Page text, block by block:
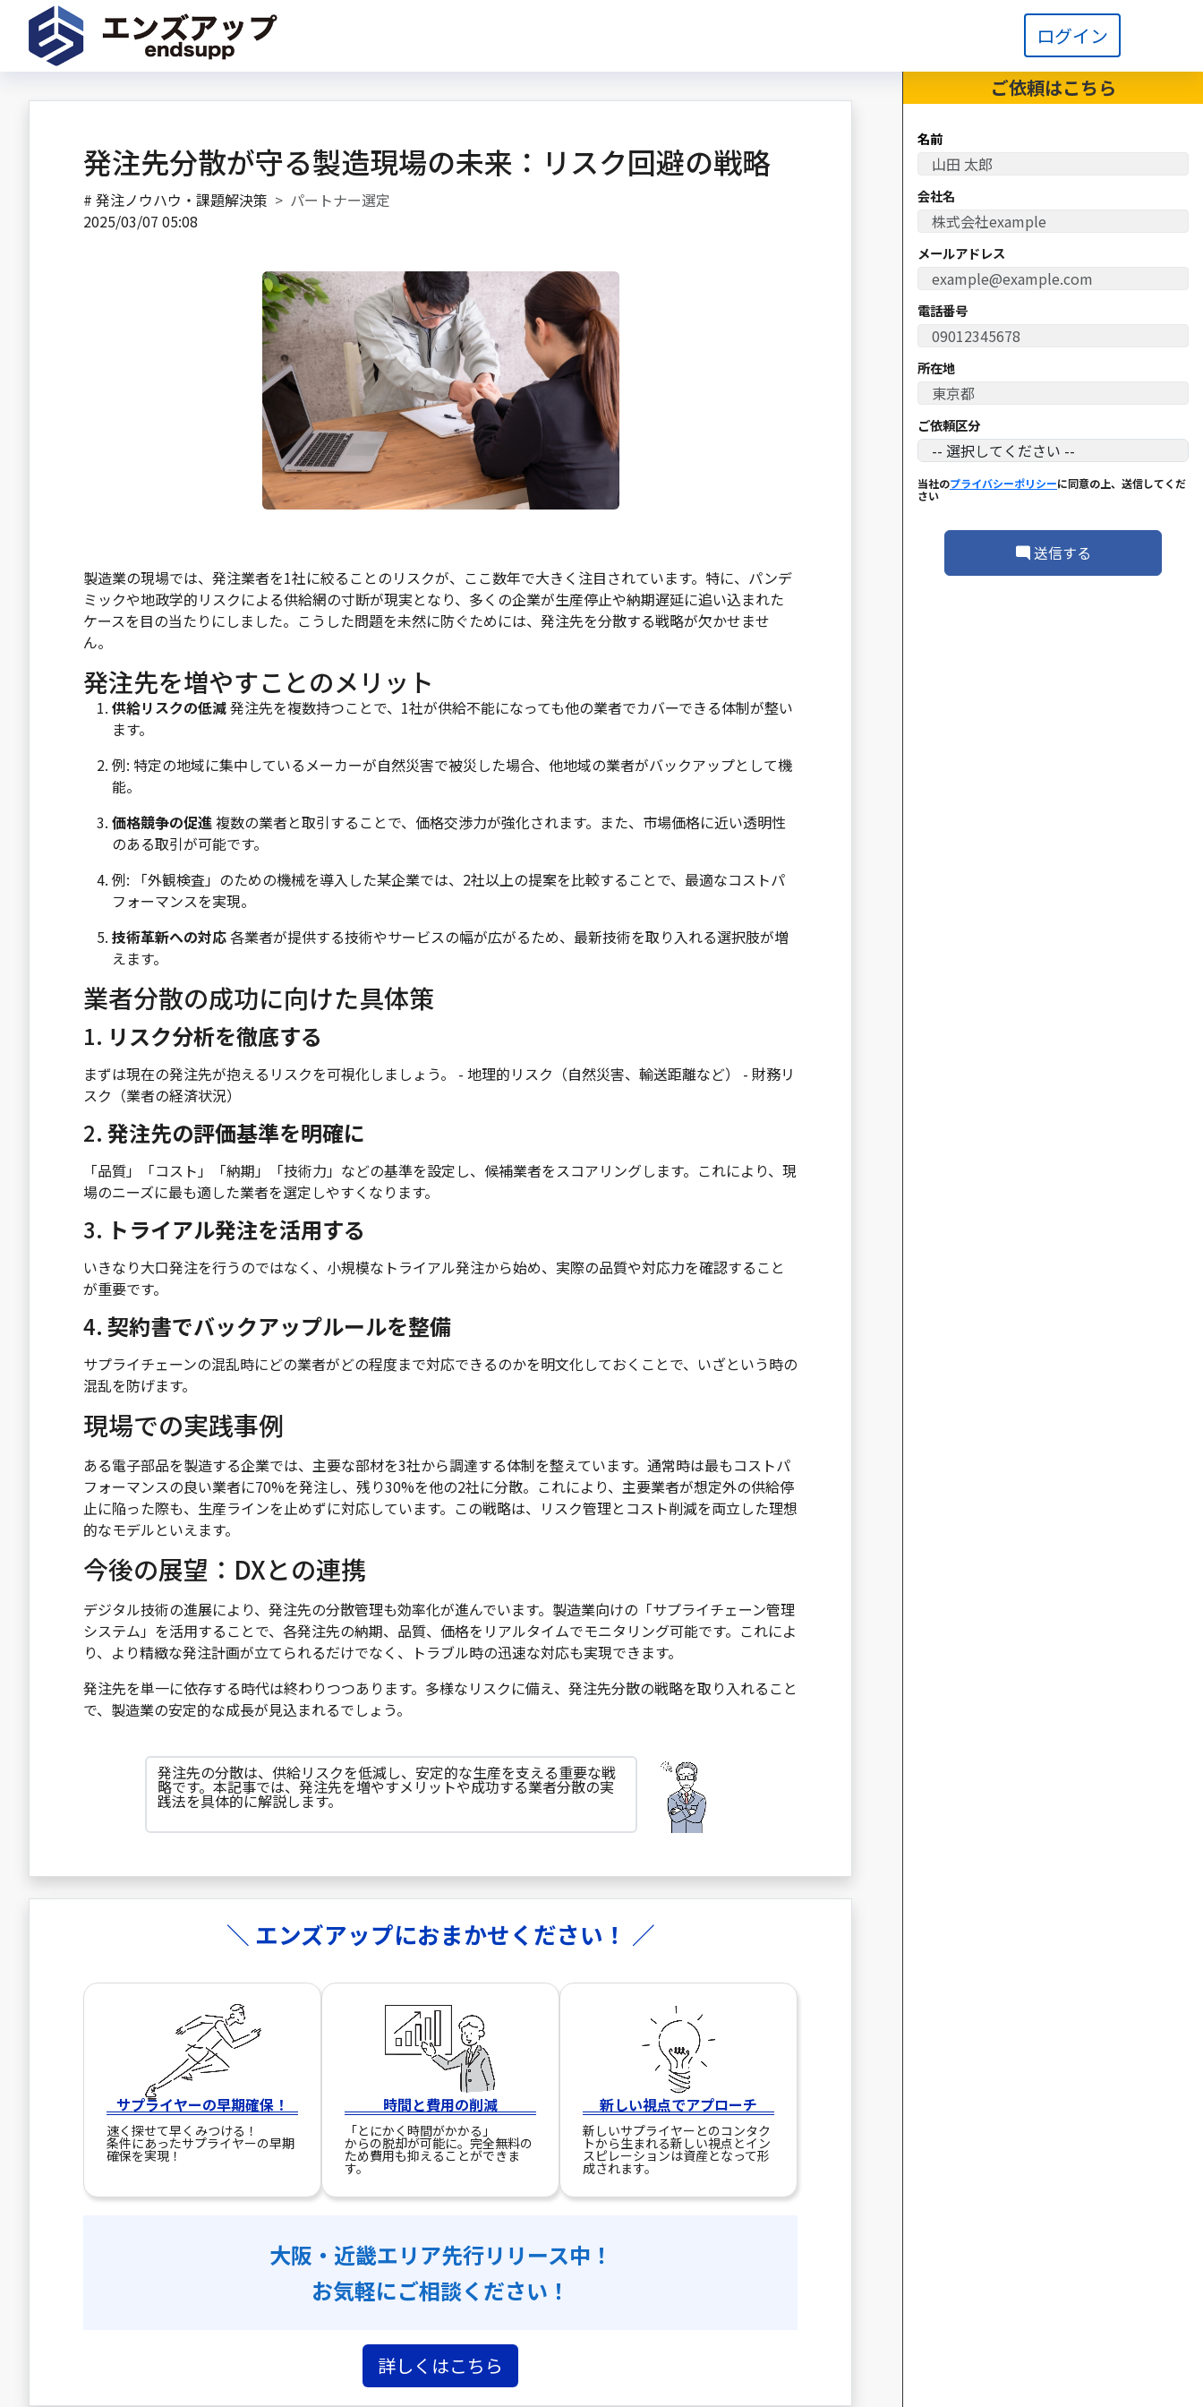
ログイン
発注先分散が守る製造現場の未来：リスク回避の戦略
# 発注ノウハウ・課題解決策
パートナー選定
2025/03/07 05:08
製造業の現場では、発注業者を1社に絞ることのリスクが、ここ数年で大きく注目されています。特に、パンデ
ミックや地政学的リスクによる供給網の寸断が現実となり、多くの企業が生産停止や納期遅延に追い込まれた
ケースを目の当たりにしました。こうした問題を未然に防ぐためには、発注先を分散する戦略が欠かせませ
ん。
発注先を増やすことのメリット
供給リスクの低減発注先を複数持つことで、1社が供給不能になっても他の業者でカバーできる体制が整い
ます。
例: 特定の地域に集中しているメーカーが自然災害で被災した場合、他地域の業者がバックアップとして機
能。
価格競争の促進複数の業者と取引することで、価格交渉力が強化されます。また、市場価格に近い透明性
のある取引が可能です。
例: 「外観検査」のための機械を導入した某企業では、2社以上の提案を比較することで、最適なコストパ
フォーマンスを実現。
技術革新への対応各業者が提供する技術やサービスの幅が広がるため、最新技術を取り入れる選択肢が増
えます。
業者分散の成功に向けた具体策
1. リスク分析を徹底する
まずは現在の発注先が抱えるリスクを可視化しましょう。 - 地理的リスク（自然災害、輸送距離など） - 財務リ
スク（業者の経済状況）
2. 発注先の評価基準を明確に
「品質」「コスト」「納期」「技術力」などの基準を設定し、候補業者をスコアリングします。これにより、現
場のニーズに最も適した業者を選定しやすくなります。
3. トライアル発注を活用する
いきなり大口発注を行うのではなく、小規模なトライアル発注から始め、実際の品質や対応力を確認すること
が重要です。
4. 契約書でバックアップルールを整備
サプライチェーンの混乱時にどの業者がどの程度まで対応できるのかを明文化しておくことで、いざという時の
混乱を防げます。
現場での実践事例
ある電子部品を製造する企業では、主要な部材を3社から調達する体制を整えています。通常時は最もコストパ
フォーマンスの良い業者に70%を発注し、残り30%を他の2社に分散。これにより、主要業者が想定外の供給停
止に陥った際も、生産ラインを止めずに対応しています。この戦略は、リスク管理とコスト削減を両立した理想
的なモデルといえます。
今後の展望：DXとの連携
デジタル技術の進展により、発注先の分散管理も効率化が進んでいます。製造業向けの「サプライチェーン管理
システム」を活用することで、各発注先の納期、品質、価格をリアルタイムでモニタリング可能です。これによ
り、より精緻な発注計画が立てられるだけでなく、トラブル時の迅速な対応も実現できます。
発注先を単一に依存する時代は終わりつつあります。多様なリスクに備え、発注先分散の戦略を取り入れること
で、製造業の安定的な成長が見込まれるでしょう。
発注先の分散は、供給リスクを低減し、安定的な生産を支える重要な戦
略です。本記事では、発注先を増やすメリットや成功する業者分散の実
践法を具体的に解説します。
＼ エンズアップにおまかせください！ ／
サプライヤーの早期確保！
速く探せて早くみつける！
条件にあったサプライヤーの早期
確保を実現！
時間と費用の削減
「とにかく時間がかかる」
からの脱却が可能に。完全無料の
ため費用も抑えることができま
す。
新しい視点でアプローチ
新しいサプライヤーとのコンタク
トから生まれる新しい視点とイン
スピレーションは資産となって形
成されます。
大阪・近畿エリア先行リリース中！
お気軽にご相談ください！
詳しくはこちら
ご依頼はこちら
名前
会社名
メールアドレス
電話番号
所在地
ご依頼区分
当社のプライバシーポリシーに同意の上、送信してくだ
さい
送信する